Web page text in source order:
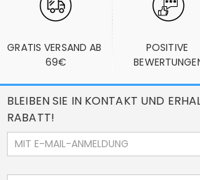
GRATIS VERSAND AB
69€
POSITIVE
BLEIBEN SIE IN KONTAKT UND
RABATT!